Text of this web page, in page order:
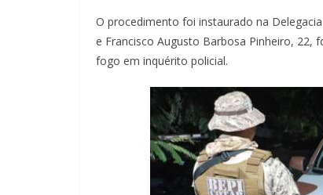
O procedimento foi instaurado na
e Francisco Augusto Barbosa Pinheiro, 22,
fogo em inquérito policial.